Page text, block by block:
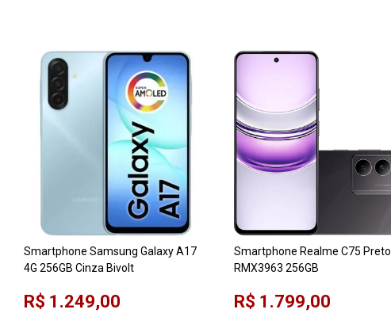
Smartphone Samsung Galaxy A17
4G 256GB Cinza Bivolt
R$ 1.249,00
Smartphone Realme C75 Preto
RMX3963 256GB
R$ 1.799,00